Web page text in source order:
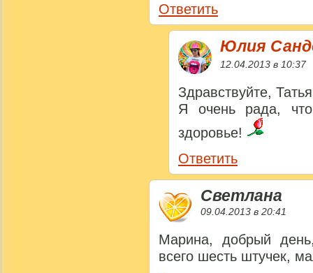
Ответить
Юлия
12.04.2013 в 10:37
Здравствуйте,
Я очень рада,
здоровье!
Ответить
Светлана
09.04.2013 в 20:41
Марина, добрый
всего шесть штучек,